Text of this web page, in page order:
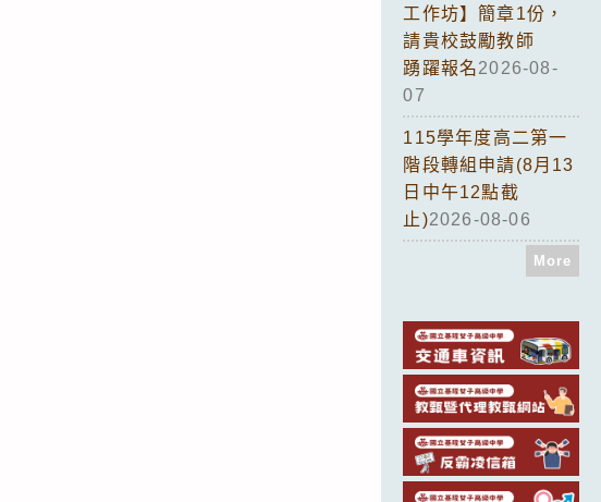
工作坊】簡章1份，
請貴校鼓勵教師
踴躍報名2026-08-
07
115學年度高二第一
階段轉組申請(8月13
日中午12點截
止)2026-08-06
More